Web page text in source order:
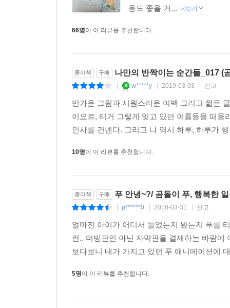
용도 좋을 거... 더보기
66명이 이 리뷰를 추천합니다.
종이책 구매 나만의 반짝이는 순간들_017 (
w*****y 2019-03-03 신고
반가운 그림과 시원스러운 여백 그리고 짧은
이요르, 티거 그렇게 잊고 있던 이름들을 떠올
인사를 건넨다. 그리고 나 역시 하루, 하루가
10명이 이 리뷰를 추천합니다.
종이책 구매 푸 안녕~?/ 곰돌이 푸, 행복한
p******0 2018-03-31 신고
얼마전 아이가 어디서 들었는지 봤는지 푸를
런.. 더빙판인 아닌 자막판을 결재하는 바람
보다보니 내가 가지고 있던 푸 애니메이션에
5명이 이 리뷰를 추천합니다.